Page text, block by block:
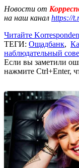
Новости от
на наш канал https://
Читайте
ТЕГИ: Ощадбанк,
наблюдательный
Если вы заметили
нажмите Ctrl+Enter,